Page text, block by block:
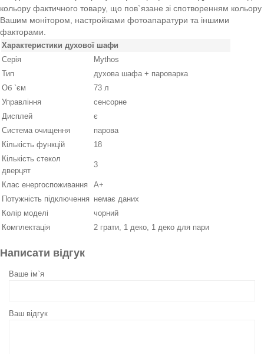
кольору фактичного товару, що пов`язане зі спотворенням кольору
Вашим монітором, настройками фотоапаратури та іншими
факторами.
Характеристики духової шафи
Серія
Mythos
Тип
духова шафа + пароварка
Об `єм
73 л
Управління
сенсорне
Дисплей
є
Система очищення
парова
Кількість функцій
18
Кількість стекол
дверцят
3
Клас енергоспоживання
А+
Потужність підключення немає даних
Колір моделі
чорний
Комплектація
2 грати, 1 деко, 1 деко для пари
Написати відгук
Ваше ім`я
Ваш відгук